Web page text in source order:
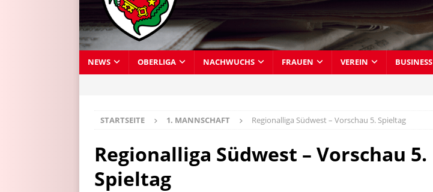
NEWS OBERLIGA NACHWUCHS FRAUEN VEREIN BUSINESS
STARTSEITE 1. MANNSCHAFT Regionalliga Südwest – Vorschau 5. Spieltag
Regionalliga Südwest – Vorschau 5.
Spieltag